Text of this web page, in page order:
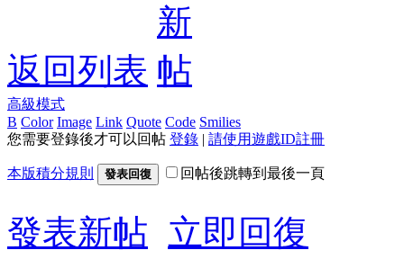
返回列表
高級模式
B Color Image Link Quote Code Smilies
您需要登錄後才可以回帖 登錄 | 請使用遊戲ID註冊
本版積分規則 發表回復 回帖後跳轉到最後一頁
發表新帖 立即回復